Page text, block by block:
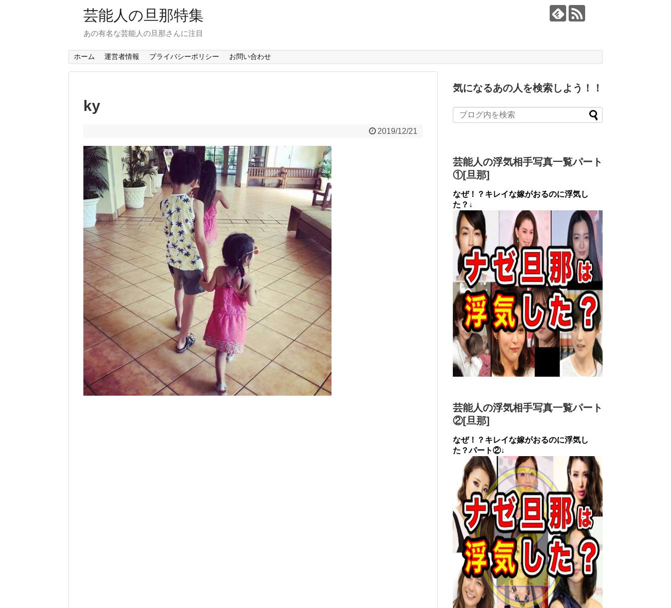
芸能人の旦那特集
あの有名な芸能人の旦那さんに注目
ホーム 運営者情報 プライバシーポリシー お問い合わせ
ky
2019/12/21
気になるあの人を検索しよう！！
芸能人の浮気相手写真一覧パート
①[旦那]
なぜ！？キレイな嫁がおるのに浮気し
た？↓
芸能人の浮気相手写真一覧パート
②[旦那]
なぜ！？キレイな嫁がおるのに浮気し
た？パート②↓